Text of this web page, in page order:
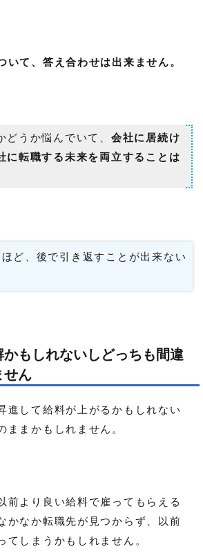
いて、答え合わせは出来ません。
どうか悩んでいて、 会社に居続け
に転職する未来を両立することは
ど、後で引き返すことが出来ない
かもしれないしどっちも間違
せん
進して給料が上がるかもしれない
ままかもしれません。
前より良い給料で雇ってもらえる
かなか転職先が見つからず、以前
てしまうかもしれません。